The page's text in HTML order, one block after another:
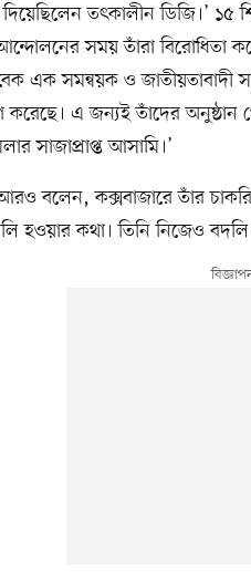
তৎকালীন ডিজি।’ ১৫
সময় তাঁরা বিরোধিতা
এক সমন্বয়ক ও জাতীয়তাবাদী
করেছে। এ জন্যই তাঁদের অনুষ্ঠান
সাজাপ্রাপ্ত আসামি।’
বলেন, কক্সবাজারে তাঁর
হওয়ার কথা। তিনি নিজেও বদলি